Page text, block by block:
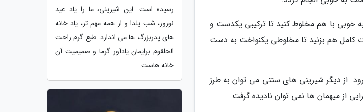
با هم مخلوط کنید تا ترکیبی یکدست و
کامل هم بزنید تا مخلوطی یکنواخت به دست
از دیگر شیرینی های سنتی می توان به طرز
از میهمان ها نمی توان نادیده گرفت.
رسیده است. این شیرینی، ما را یاد عید
نوروز، شب یلدا و از همه مهم تر، یاد خانه
های پدربزرگ ها می اندازد. طبع گرم راحت
الحلقوم برایمان یادآور گرما و صمیمیت آن
خانه هاست.